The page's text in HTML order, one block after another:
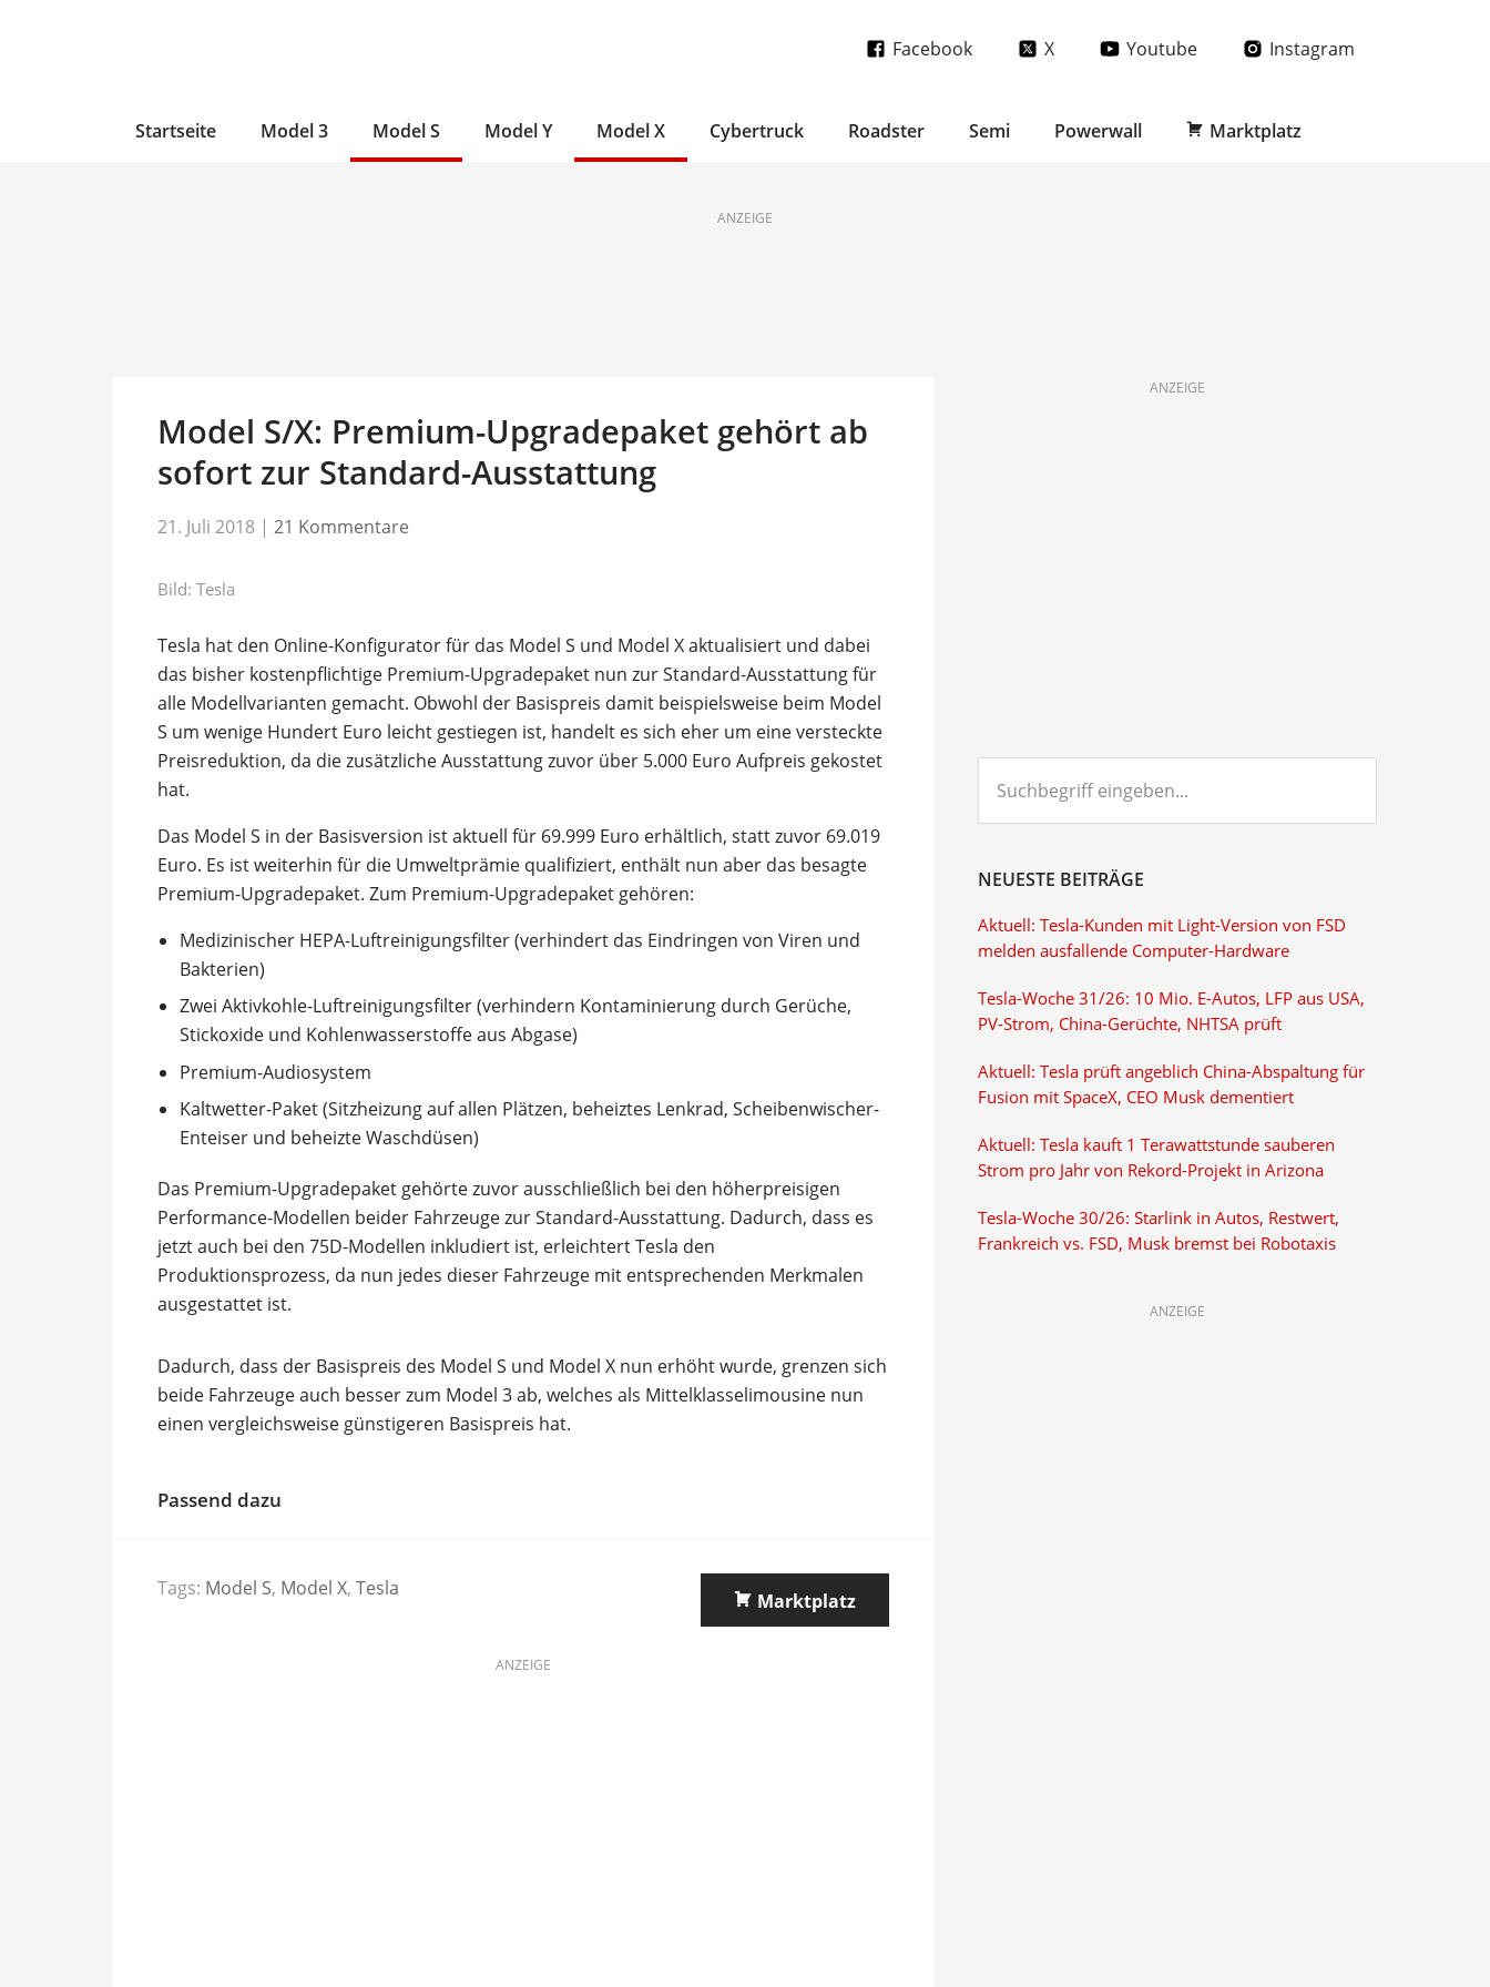
Facebook X Youtube Instagram
Startseite Model 3 Model S Model Y Model X Cybertruck Roadster Semi Powerwall Marktplatz
ANZEIGE
Model S/X: Premium-Upgradepaket gehört ab
sofort zur Standard-Ausstattung
21. Juli 2018 | 21 Kommentare
Bild: Tesla
Tesla hat den Online-Konfigurator für das Model S und Model X aktualisiert und dabei
das bisher kostenpflichtige Premium-Upgradepaket nun zur Standard-Ausstattung für
alle Modellvarianten gemacht. Obwohl der Basispreis damit beispielsweise beim Model
S um wenige Hundert Euro leicht gestiegen ist, handelt es sich eher um eine versteckte
Preisreduktion, da die zusätzliche Ausstattung zuvor über 5.000 Euro Aufpreis gekostet
hat.
Das Model S in der Basisversion ist aktuell für 69.999 Euro erhältlich, statt zuvor 69.019
Euro. Es ist weiterhin für die Umweltprämie qualifiziert, enthält nun aber das besagte
Premium-Upgradepaket. Zum Premium-Upgradepaket gehören:
Medizinischer HEPA-Luftreinigungsfilter (verhindert das Eindringen von Viren und
Bakterien)
Zwei Aktivkohle-Luftreinigungsfilter (verhindern Kontaminierung durch Gerüche,
Stickoxide und Kohlenwasserstoffe aus Abgase)
Premium-Audiosystem
Kaltwetter-Paket (Sitzheizung auf allen Plätzen, beheiztes Lenkrad, Scheibenwischer-
Enteiser und beheizte Waschdüsen)
Das Premium-Upgradepaket gehörte zuvor ausschließlich bei den höherpreisigen
Performance-Modellen beider Fahrzeuge zur Standard-Ausstattung. Dadurch, dass es
jetzt auch bei den 75D-Modellen inkludiert ist, erleichtert Tesla den
Produktionsprozess, da nun jedes dieser Fahrzeuge mit entsprechenden Merkmalen
ausgestattet ist.
Dadurch, dass der Basispreis des Model S und Model X nun erhöht wurde, grenzen sich
beide Fahrzeuge auch besser zum Model 3 ab, welches als Mittelklasselimousine nun
einen vergleichsweise günstigeren Basispreis hat.
Passend dazu
Tags: Model S, Model X, Tesla
Marktplatz
ANZEIGE
ANZEIGE
eingeben...
NEUESTE BEITRÄGE
Aktuell: Tesla-Kunden mit Light-Version von FSD
melden ausfallende Computer-Hardware
Tesla-Woche 31/26: 10 Mio. E-Autos, LFP aus USA,
PV-Strom, China-Gerüchte, NHTSA prüft
Aktuell: Tesla prüft angeblich China-Abspaltung für
Fusion mit SpaceX, CEO Musk dementiert
Aktuell: Tesla kauft 1 Terawattstunde sauberen
Strom pro Jahr von Rekord-Projekt in Arizona
Tesla-Woche 30/26: Starlink in Autos, Restwert,
Frankreich vs. FSD, Musk bremst bei Robotaxis
ANZEIGE